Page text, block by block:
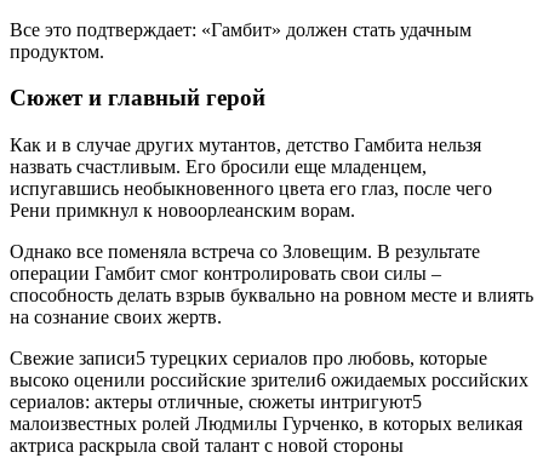
Все это подтверждает: «Гамбит» должен стать удачным
продуктом.
Сюжет и главный герой
Как и в случае других мутантов, детство Гамбита нельзя
назвать счастливым. Его бросили еще младенцем,
испугавшись необыкновенного цвета его глаз, после чего
Рени примкнул к новоорлеанским ворам.
Однако все поменяла встреча со Зловещим. В результате
операции Гамбит смог контролировать свои силы –
способность делать взрыв буквально на ровном месте и влиять
на сознание своих жертв.
Свежие записи5 турецких сериалов про любовь, которые
высоко оценили российские зрители6 ожидаемых российских
сериалов: актеры отличные, сюжеты интригуют5
малоизвестных ролей Людмилы Гурченко, в которых великая
актриса раскрыла свой талант с новой стороны